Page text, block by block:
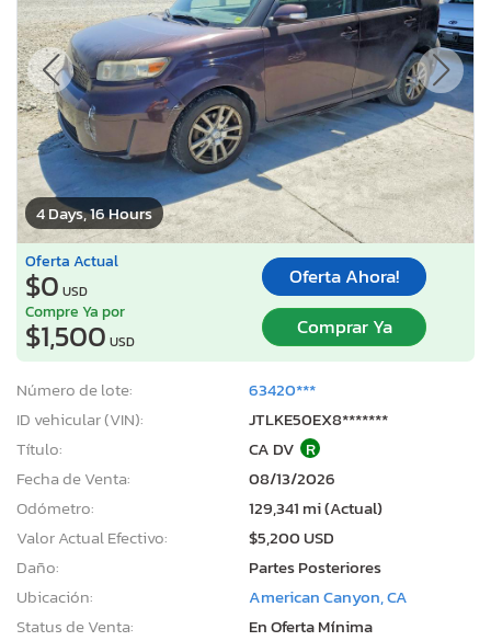
4 Days, 16 Hours
Oferta Actual
$0 USD
Oferta Ahora!
Compre Ya por
$1,500 USD
Comprar Ya
Número de lote:
63420***
ID vehicular (VIN):
JTLKE50EX8*******
Título:
CA DV R
Fecha de Venta:
08/13/2026
Odómetro:
129,341 mi (Actual)
Valor Actual Efectivo:
$5,200 USD
Daño:
Partes Posteriores
Ubicación:
American Canyon, CA
Status de Venta:
En Oferta Mínima